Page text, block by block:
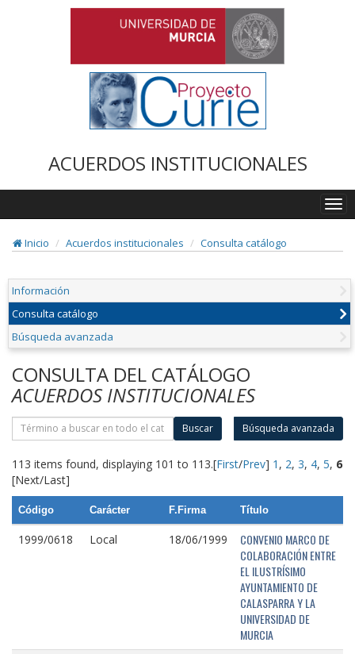
ACUERDOS INSTITUCIONALES
Inicio
Acuerdos institucionales Consulta catálogo
Información
Consulta catálogo
Búsqueda avanzada
CONSULTA DEL CATÁLOGO
ACUERDOS INSTITUCIONALES
Buscar Búsqueda avanzada
113 items found, displaying 101 to 113.[First/Prev] 1 , 2, 3, 4, 5, 6
[Next/Last]
Código Carácter F.Firma Título
1999/0618 Local 18/06/1999
CONVENIO MARCO DE
COLABORACIÓN ENTRE
EL ILUSTRÍSIMO
AYUNTAMIENTO DE
CALASPARRA Y LA
UNIVERSIDAD DE
MURCIA